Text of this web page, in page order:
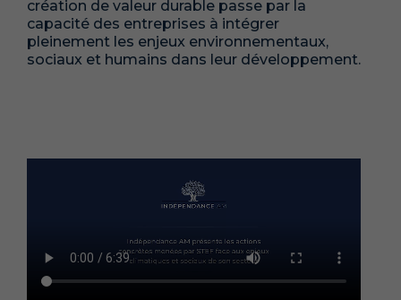
création de valeur durable passe par la
capacité des entreprises à intégrer
pleinement les enjeux environnementaux,
sociaux et humains dans leur développement.